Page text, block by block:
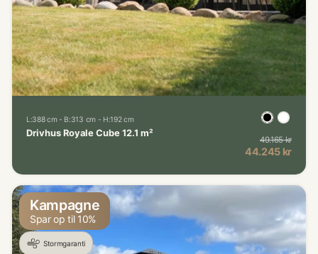
L:388 cm - B:313 cm - H:192 cm
Drivhus Royale Cube 12.1 m²
49.165 kr
Kampagnepris
44.245 kr
Kampagne
Spar op til 10%
Stormgaranti